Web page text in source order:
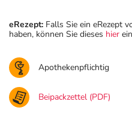
eRezept: Falls Sie ein eRezept
haben, können Sie dieses hier
Apothekenpflichtig
Beipackzettel (PDF)